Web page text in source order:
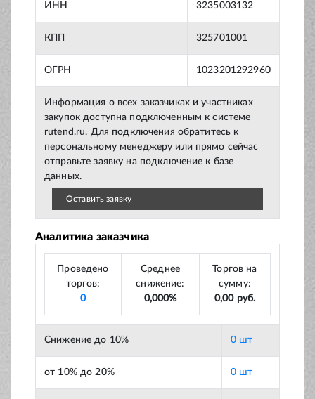
ИНН 3235003132
КПП 325701001
ОГРН 1023201292960
Информация о всех заказчиках и участниках
закупок доступна подключенным к системе
rutend.ru. Для подключения обратитесь к
персональному менеджеру или прямо сейчас
отправьте заявку на подключение к базе
данных.
Оставить заявку
Аналитика заказчика
Проведено
торгов:
0
Среднее
снижение:
0,000%
Торгов на
сумму:
0,00 руб.
Снижение до 10% 0 шт
от 10% до 20% 0 шт